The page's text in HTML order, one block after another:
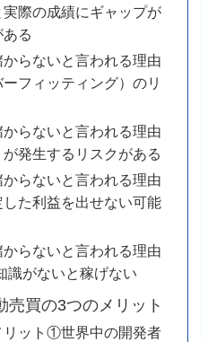
際の成績にギャップが
る
らないと言われる理由
フィッティング）のリ
らないと言われる理由
発生するリスクがある
らないと言われる理由
た利益を出せない可能
らないと言われる理由
がないと稼げない
売買の3つのメリット
リット①世界中の開発者